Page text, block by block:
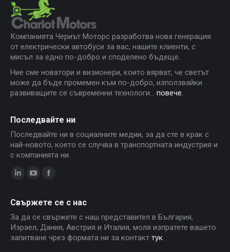
Компанията Чериът Моторс разработва нова генерация
от електрически автобуси за вас, нашите клиенти, с
мисъл за едно по-добро и споделено бъдеще.
Ние сме новатори и визионери, които вярват, че светът
може да бъде промемен към по-добро, използвайки
развиващите се съвременни технологи... повече.
Последвайте ни
Последвайте ни в социалните медии, за да сте в крак с
най-новото, което се случва в транспортната индустрия и
с компанията ни.
opens
in
new
opens
in
new
opens
in
new
Свържете се с нас
За да се свържете с наш представител в България,
Израел, Дания, Австрия и Италия, моля изпратете вашето
запитване чрез формата ни за контакт тук.